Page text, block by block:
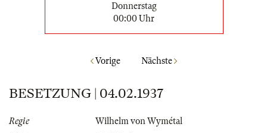
Donnerstag
00:00 Uhr
Vorige Nächste
BESETZUNG | 04.02.1937
Regie
Wilhelm von Wymétal